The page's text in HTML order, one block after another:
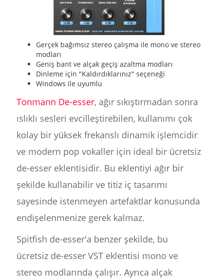
Gerçek bağımsız stereo çalışma ile mono ve stereo
modları
Geniş bant ve alçak geçiş azaltma modları
Dinleme için "Kaldırdıklarınız" seçeneği
Windows ile uyumlu
Tonmann De-esser, ağır sıkıştırmadan sonra
ıslıklı sesleri evcilleştirebilen, kullanımı çok
kolay bir yüksek frekanslı dinamik işlemcidir
ve modern pop vokaller için ideal bir ücretsiz
de-esser eklentisidir. Bu eklentiyi ağır bir
şekilde kullanabilir ve titiz iç tasarımı
sayesinde istenmeyen artefaktlar konusunda
endişelenmenize gerek kalmaz.
Spitfish de-esser'a benzer şekilde, bu
ücretsiz de-esser VST eklentisi mono ve
stereo modlarında çalışır. Ayrıca alçak